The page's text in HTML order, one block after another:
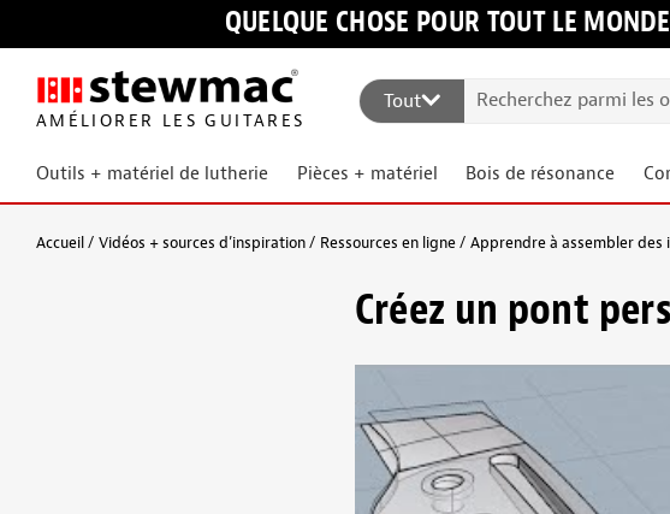
QUELQUE CHOSE POUR TOUT LE
AMÉLIORER LES GUITARES
Tout
Outils + matériel de lutherie Pièces + matériel Bois de résonance
Accueil Vidéos + sources d’inspiration Ressources en ligne Apprendre à assembler
Créez un pont